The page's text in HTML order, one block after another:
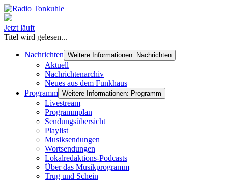
Jetzt läuft
Titel wird gelesen...
Nachrichten Weitere Informationen: Nachrichten
Aktuell
Nachrichtenarchiv
Neues aus dem Funkhaus
Programm Weitere Informationen: Programm
Livestream
Programmplan
Sendungsübersicht
Playlist
Musiksendungen
Wortsendungen
Lokalredaktions-Podcasts
Über das Musikprogramm
Trug und Schein